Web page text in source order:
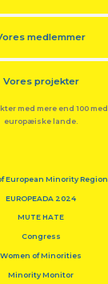
medlemmer
Vores projekter
med mere end 100
europæiske lande.
European Minority
EUROPEADA 2024
MUTE HATE
Congress
Women of Minorities
Minority Monitor